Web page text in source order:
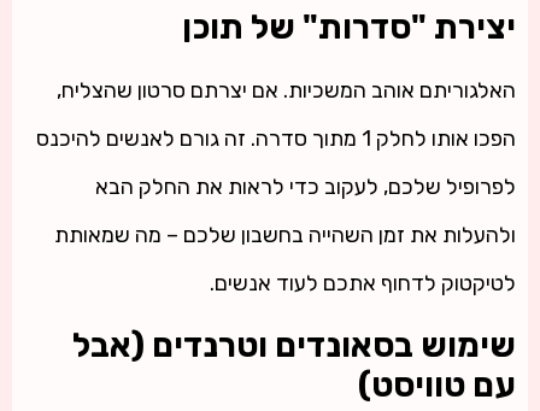
יצירת "סדרות" של תוכן
האלגוריתם אוהב המשכיות. אם יצרתם סרטון שהצליח,
הפכו אותו לחלק 1 מתוך סדרה. זה גורם לאנשים להיכנס
לפרופיל שלכם, לעקוב כדי לראות את החלק הבא
ולהעלות את זמן השהייה בחשבון שלכם – מה שמאותת
לטיקטוק לדחוף אתכם לעוד אנשים.
שימוש בסאונדים וטרנדים (אבל
עם טוויסט)